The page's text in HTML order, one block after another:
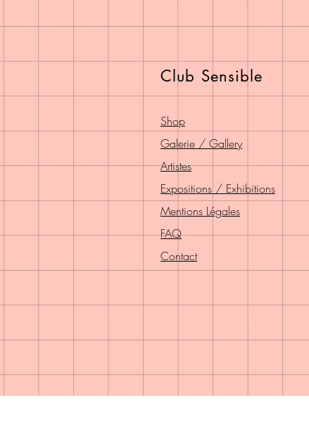
Club Sensible
Shop
Galerie / Gallery
Artistes
Expositions / Exhibitions
Mentions Légales
FAQ
Contact